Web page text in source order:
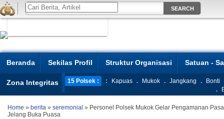
Beranda Sekilas Profil Struktur Organisasi Satuan -
Zona Integritas 15 Polsek : : Kapuas . Mukok . Jangkang .
Bonti
.
Home » berita » seremonial » Personel Polsek Mukok Gelar Pengamanan
Jelang Buka Puasa